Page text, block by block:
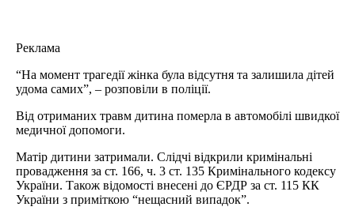
Реклама
“На момент трагедії жінка була відсутня та залишила дітей
удома самих”, – розповіли в поліції.
Від отриманих травм дитина померла в автомобілі швидкої
медичної допомоги.
Матір дитини затримали. Слідчі відкрили кримінальні
провадження за ст. 166, ч. 3 ст. 135 Кримінального кодексу
України. Також відомості внесені до ЄРДР за ст. 115 КК
України з приміткою “нещасний випадок”.